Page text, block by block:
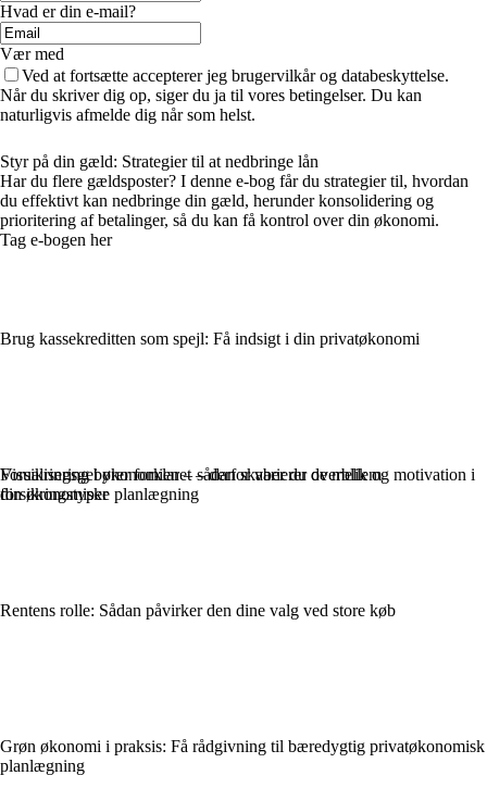
Hvad er din e-mail?
Vær med
Ved at fortsætte accepterer jeg brugervilkår og databeskyttelse.
Når du skriver dig op, siger du ja til vores betingelser. Du kan
naturligvis afmelde dig når som helst.
Styr på din gæld: Strategier til at nedbringe lån
Har du flere gældsposter? I denne e-bog får du strategier til, hvordan
du effektivt kan nedbringe din gæld, herunder konsolidering og
prioritering af betalinger, så du kan få kontrol over din økonomi.
Tag e-bogen her
Brug kassekreditten som spejl: Få indsigt i din privatøkonomi
Visualisering i økonomien – sådan skaber du overblik og motivation i
din økonomiske planlægning
Rentens rolle: Sådan påvirker den dine valg ved store køb
Grøn økonomi i praksis: Få rådgivning til bæredygtig privatøkonomisk
planlægning
Forsikringsgebyrer forklaret – derfor varierer de mellem
forsikringstyper